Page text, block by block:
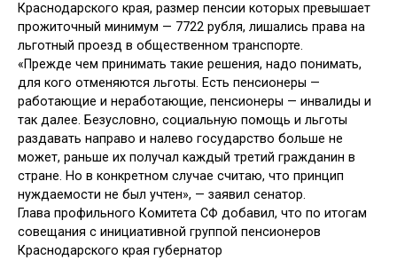
Краснодарского края, размер пенсии которых превышает
прожиточный минимум — 7722 рубля, лишались права на
льготный проезд в общественном транспорте.
«Прежде чем принимать такие решения, надо понимать,
для кого отменяются льготы. Есть пенсионеры —
работающие и неработающие, пенсионеры — инвалиды и
так далее. Безусловно, социальную помощь и льготы
раздавать направо и налево государство больше не
может, раньше их получал каждый третий гражданин в
стране. Но в конкретном случае считаю, что принцип
нуждаемости не был учтен», — заявил сенатор.
Глава профильного Комитета СФ добавил, что по итогам
совещания с инициативной группой пенсионеров
Краснодарского края губернатор